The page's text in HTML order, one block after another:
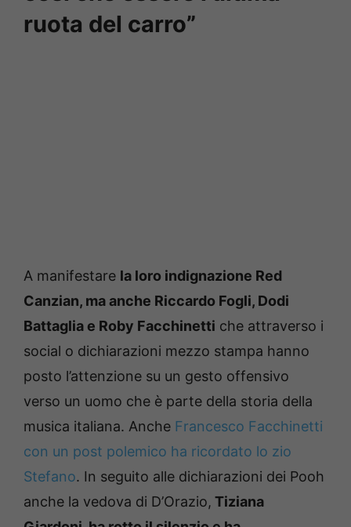
ruota del carro”
A manifestare la loro indignazione Red
Canzian, ma anche Riccardo Fogli, Dodi
Battaglia e Roby Facchinetti che attraverso i
social o dichiarazioni mezzo stampa hanno
posto l’attenzione su un gesto offensivo
verso un uomo che è parte della storia della
musica italiana. Anche Francesco Facchinetti
con un post polemico ha ricordato lo zio
Stefano. In seguito alle dichiarazioni dei Pooh
anche la vedova di D’Orazio, Tiziana